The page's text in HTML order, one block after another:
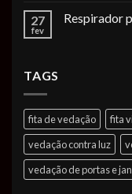
27
fev
Respirador
TAGS
fita de vedação fita
vedação contra luz
vedação de portas e